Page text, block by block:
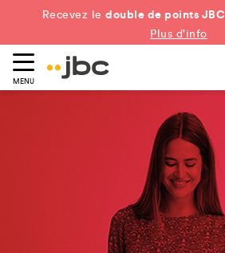
Recevez ledouble de points JBC
Plus d'info
MENU